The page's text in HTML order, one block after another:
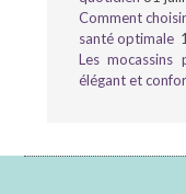
Comment
santé optimale
Les
élégant et